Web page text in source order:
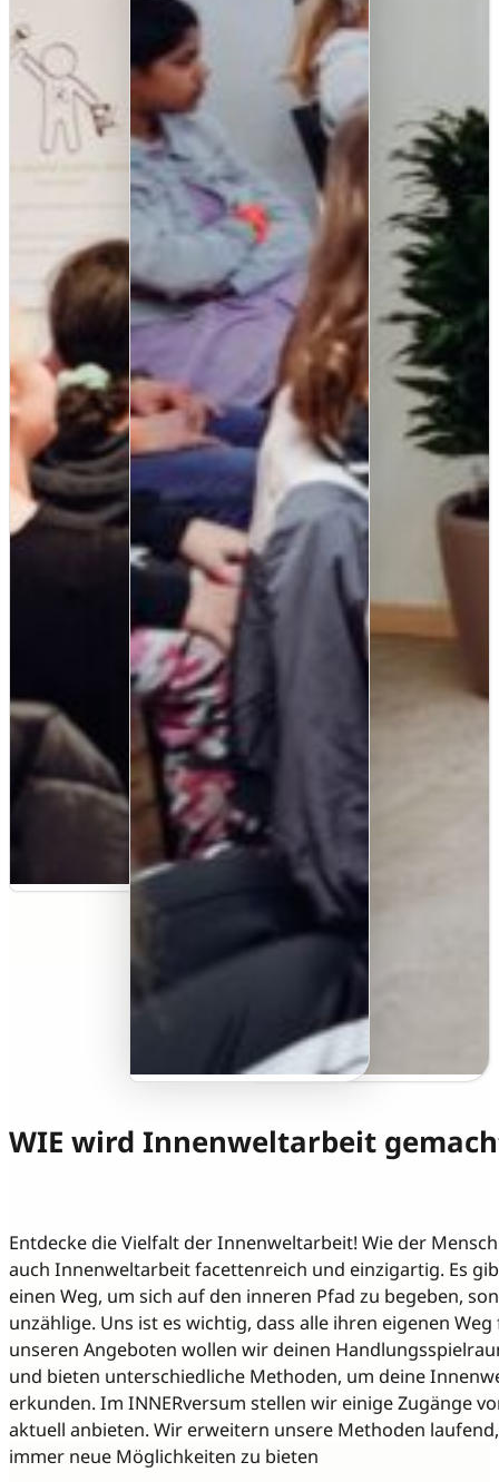
WIE wird Innenweltarbeit
Entdecke die Vielfalt der Innenweltarbeit! Wie der
auch Innenweltarbeit facettenreich und einzigartig. Es
einen Weg, um sich auf den inneren Pfad zu begeben,
unzählige. Uns ist es wichtig, dass alle ihren eigenen
unseren Angeboten wollen wir deinen
und bieten unterschiedliche Methoden, um deine
erkunden. Im INNERversum stellen wir einige Zugänge
aktuell anbieten. Wir erweitern unsere Methoden
immer neue Möglichkeiten zu bieten